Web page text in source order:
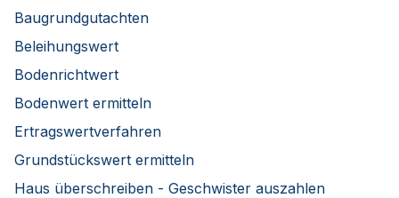
Baugrundgutachten
Beleihungswert
Bodenrichtwert
Bodenwert ermitteln
Ertragswertverfahren
Grundstückswert ermitteln
Haus überschreiben - Geschwister auszahlen